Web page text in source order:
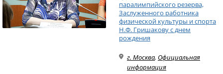
паралимпийского резерва,
Заслуженного работника
физической культуры и спорта
Н.Ф. Гришакову с днем
рождения
г. Москва, Официальная
информация